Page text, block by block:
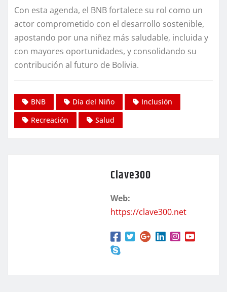
Con esta agenda, el BNB fortalece su rol como un
actor comprometido con el desarrollo sostenible,
apostando por una niñez más saludable, incluida y
con mayores oportunidades, y consolidando su
contribución al futuro de Bolivia.
BNB Día del Niño
Inclusión
Recreación
Salud
Clave300
Web:
https://clave300.net